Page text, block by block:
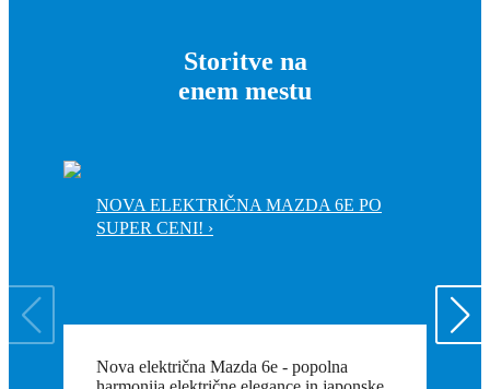
Storitve na
enem mestu
NOVA ELEKTRIČNA MAZDA 6E PO
SUPER CENI! ›
Nova električna Mazda 6e - popolna